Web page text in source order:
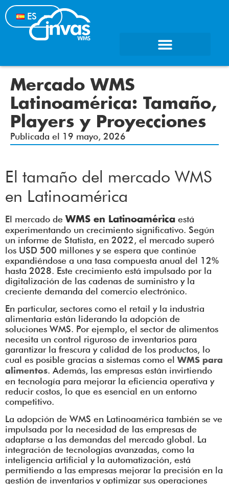
ES
Mercado WMS
Latinoamérica: Tamaño,
Players y Proyecciones
Publicada el 19 mayo, 2026
El tamaño del mercado WMS
en Latinoamérica
El mercado deWMS en Latinoamérica está
experimentando un crecimiento significativo. Según
un informe de Statista, en 2022, el mercado superó
los USD 500 millones y se espera que continúe
expandiéndose a una tasa compuesta anual del 12%
hasta 2028. Este crecimiento está impulsado por la
digitalización de las cadenas de suministro y la
creciente demanda del comercio electrónico.
En particular, sectores como el retail y la industria
alimentaria están liderando la adopción de
soluciones WMS. Por ejemplo, el sector de alimentos
necesita un control riguroso de inventarios para
garantizar la frescura y calidad de los productos, lo
cual es posible gracias a sistemas como el WMS para
alimentos. Además, las empresas están invirtiendo
en tecnología para mejorar la eficiencia operativa y
reducir costos, lo que es esencial en un entorno
competitivo.
La adopción de WMS en Latinoamérica también se ve
impulsada por la necesidad de las empresas de
adaptarse a las demandas del mercado global. La
integración de tecnologías avanzadas, como la
inteligencia artificial y la automatización, está
permitiendo a las empresas mejorar la precisión en la
gestión de inventarios y optimizar sus operaciones